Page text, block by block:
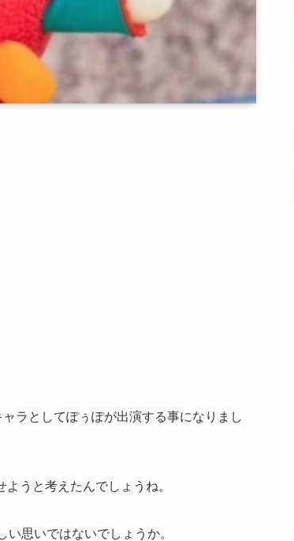
ラとしてぽぅぽが出演する事になりまし
うと考えたんでしょうね。
思いではないでしょうか。